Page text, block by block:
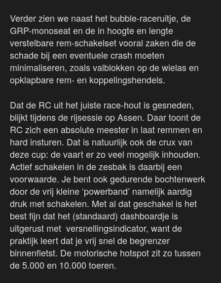
Verder zien we naast het bubble-raceruitje, de
GRP-monoseat en de in hoogte en lengte
verstelbare rem-schakelset vooral zaken die de
schade bij een eventuele crash moeten
minimaliseren, zoals valblokken op de wielas en
opklapbare rem- en koppelingshendels.
Dat de RC uit het juiste race-hout is gesneden,
blijkt tijdens de rijsessie op Assen. Daar toont de
RC zich een absolute meester in laat remmen en
hard insturen. Dat is natuurlijk ook de crux van
deze cup: de vaart er zo veel mogelijk inhouden.
Actief schakelen in de zesbak is daarbij een
voorwaarde. Je bent ook gedurende bochtenwerk
door de vrij kleine ‘powerband’ namelijk aardig
druk met schakelen. Met al dat geschakel is het
best fijn dat het (standaard) dashboardje is
uitgerust met versnellingsindicator, want de
praktijk leert dat je vrij snel de begrenzer
binnenfietst. De motorische hotspot zit zo tussen
de 5.000 en 10.000 toeren.